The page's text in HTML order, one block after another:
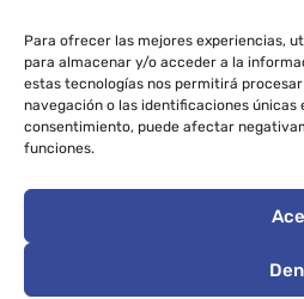
Para ofrecer las mejores experiencias,
para almacenar y/o acceder a la
estas tecnologías nos permitirá
navegación o las identificaciones
consentimiento, puede afectar
funciones.